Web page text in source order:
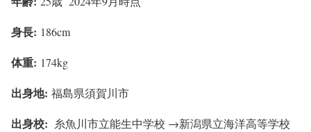
身長: 186cm
体重: 174kg
出身地: 福島県須賀川市
出身校: 糸魚川市立能生中学校 →新潟県立海洋高等学校